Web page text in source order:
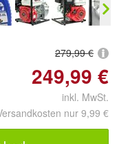
279,99 €
249,99 €
inkl. MwSt.
nur 9,99 €